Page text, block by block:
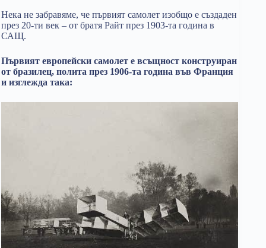
Нека не забравяме, че първият самолет изобщо е създаден
през 20-ти век – от братя Райт през 1903-та година в
САЩ.
Първият европейски самолет е всъщност конструиран
от бразилец, полита през 1906-та година във Франция
и изглежда така: